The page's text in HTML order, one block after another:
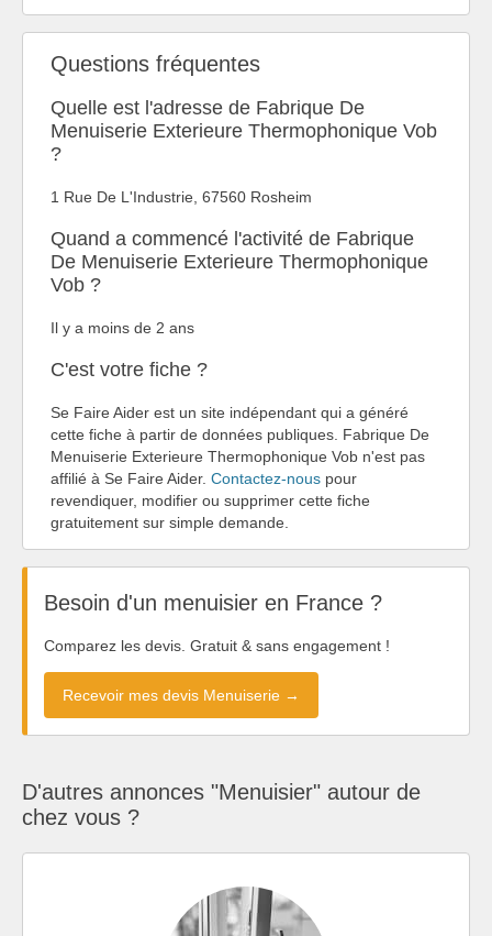
Questions fréquentes
Quelle est l'adresse de Fabrique De
Menuiserie Exterieure Thermophonique Vob
?
1 Rue De L'Industrie, 67560 Rosheim
Quand a commencé l'activité de Fabrique
De Menuiserie Exterieure Thermophonique
Vob ?
Il y a moins de 2 ans
C'est votre fiche ?
Se Faire Aider est un site indépendant qui a généré
cette fiche à partir de données publiques. Fabrique De
Menuiserie Exterieure Thermophonique Vob n'est pas
affilié à Se Faire Aider. Contactez-nous pour
revendiquer, modifier ou supprimer cette fiche
gratuitement sur simple demande.
Besoin d'un menuisier en France ?
Comparez les devis. Gratuit & sans engagement !
Recevoir mes devis Menuiserie →
D'autres annonces "Menuisier" autour de
chez vous ?